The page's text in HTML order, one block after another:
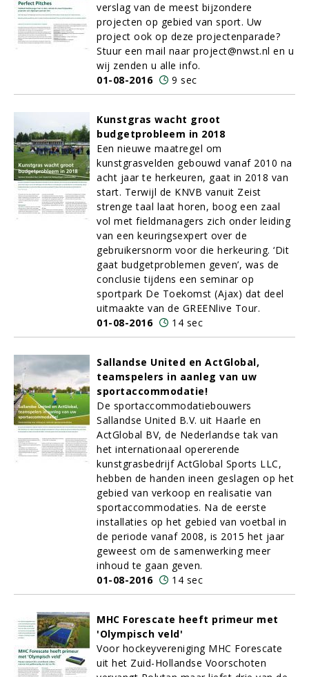
verslag van de meest bijzondere
projecten op gebied van sport. Uw
project ook op deze projectenparade?
Stuur een mail naar project@nwst.nl en u
wij zenden u alle info.
01-08-2016
9 sec
Kunstgras wacht groot
budgetprobleem in 2018
Een nieuwe maatregel om
kunstgrasvelden gebouwd vanaf 2010 na
acht jaar te herkeuren, gaat in 2018 van
start. Terwijl de KNVB vanuit Zeist
strenge taal laat horen, boog een zaal
vol met fieldmanagers zich onder leiding
van een keuringsexpert over de
gebruikersnorm voor die herkeuring. ‘Dit
gaat budgetproblemen geven’, was de
conclusie tijdens een seminar op
sportpark De Toekomst (Ajax) dat deel
uitmaakte van de GREENlive Tour.
01-08-2016
14 sec
Sallandse United en ActGlobal,
teamspelers in aanleg van uw
sportaccommodatie!
De sportaccommodatiebouwers
Sallandse United B.V. uit Haarle en
ActGlobal BV, de Nederlandse tak van
het internationaal opererende
kunstgrasbedrijf ActGlobal Sports LLC,
hebben de handen ineen geslagen op het
gebied van verkoop en realisatie van
sportaccommodaties. Na de eerste
installaties op het gebied van voetbal in
de periode vanaf 2008, is 2015 het jaar
geweest om de samenwerking meer
inhoud te gaan geven.
01-08-2016
14 sec
MHC Forescate heeft primeur met
'Olympisch veld'
Voor hockeyvereniging MHC Forescate
uit het Zuid-Hollandse Voorschoten